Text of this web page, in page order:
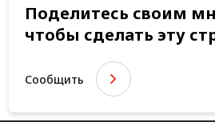
Поделитесь своим
чтобы сделать эту
Сообщить